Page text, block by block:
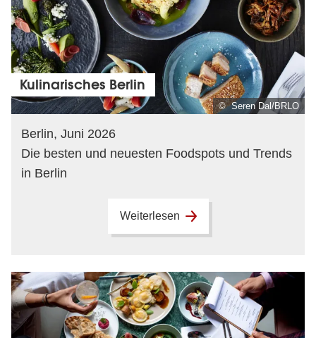
© Seren Dal/BRLO
Kulinarisches Berlin
Berlin, Juni 2026
Die besten und neuesten Foodspots und Trends
in Berlin
Weiterlesen